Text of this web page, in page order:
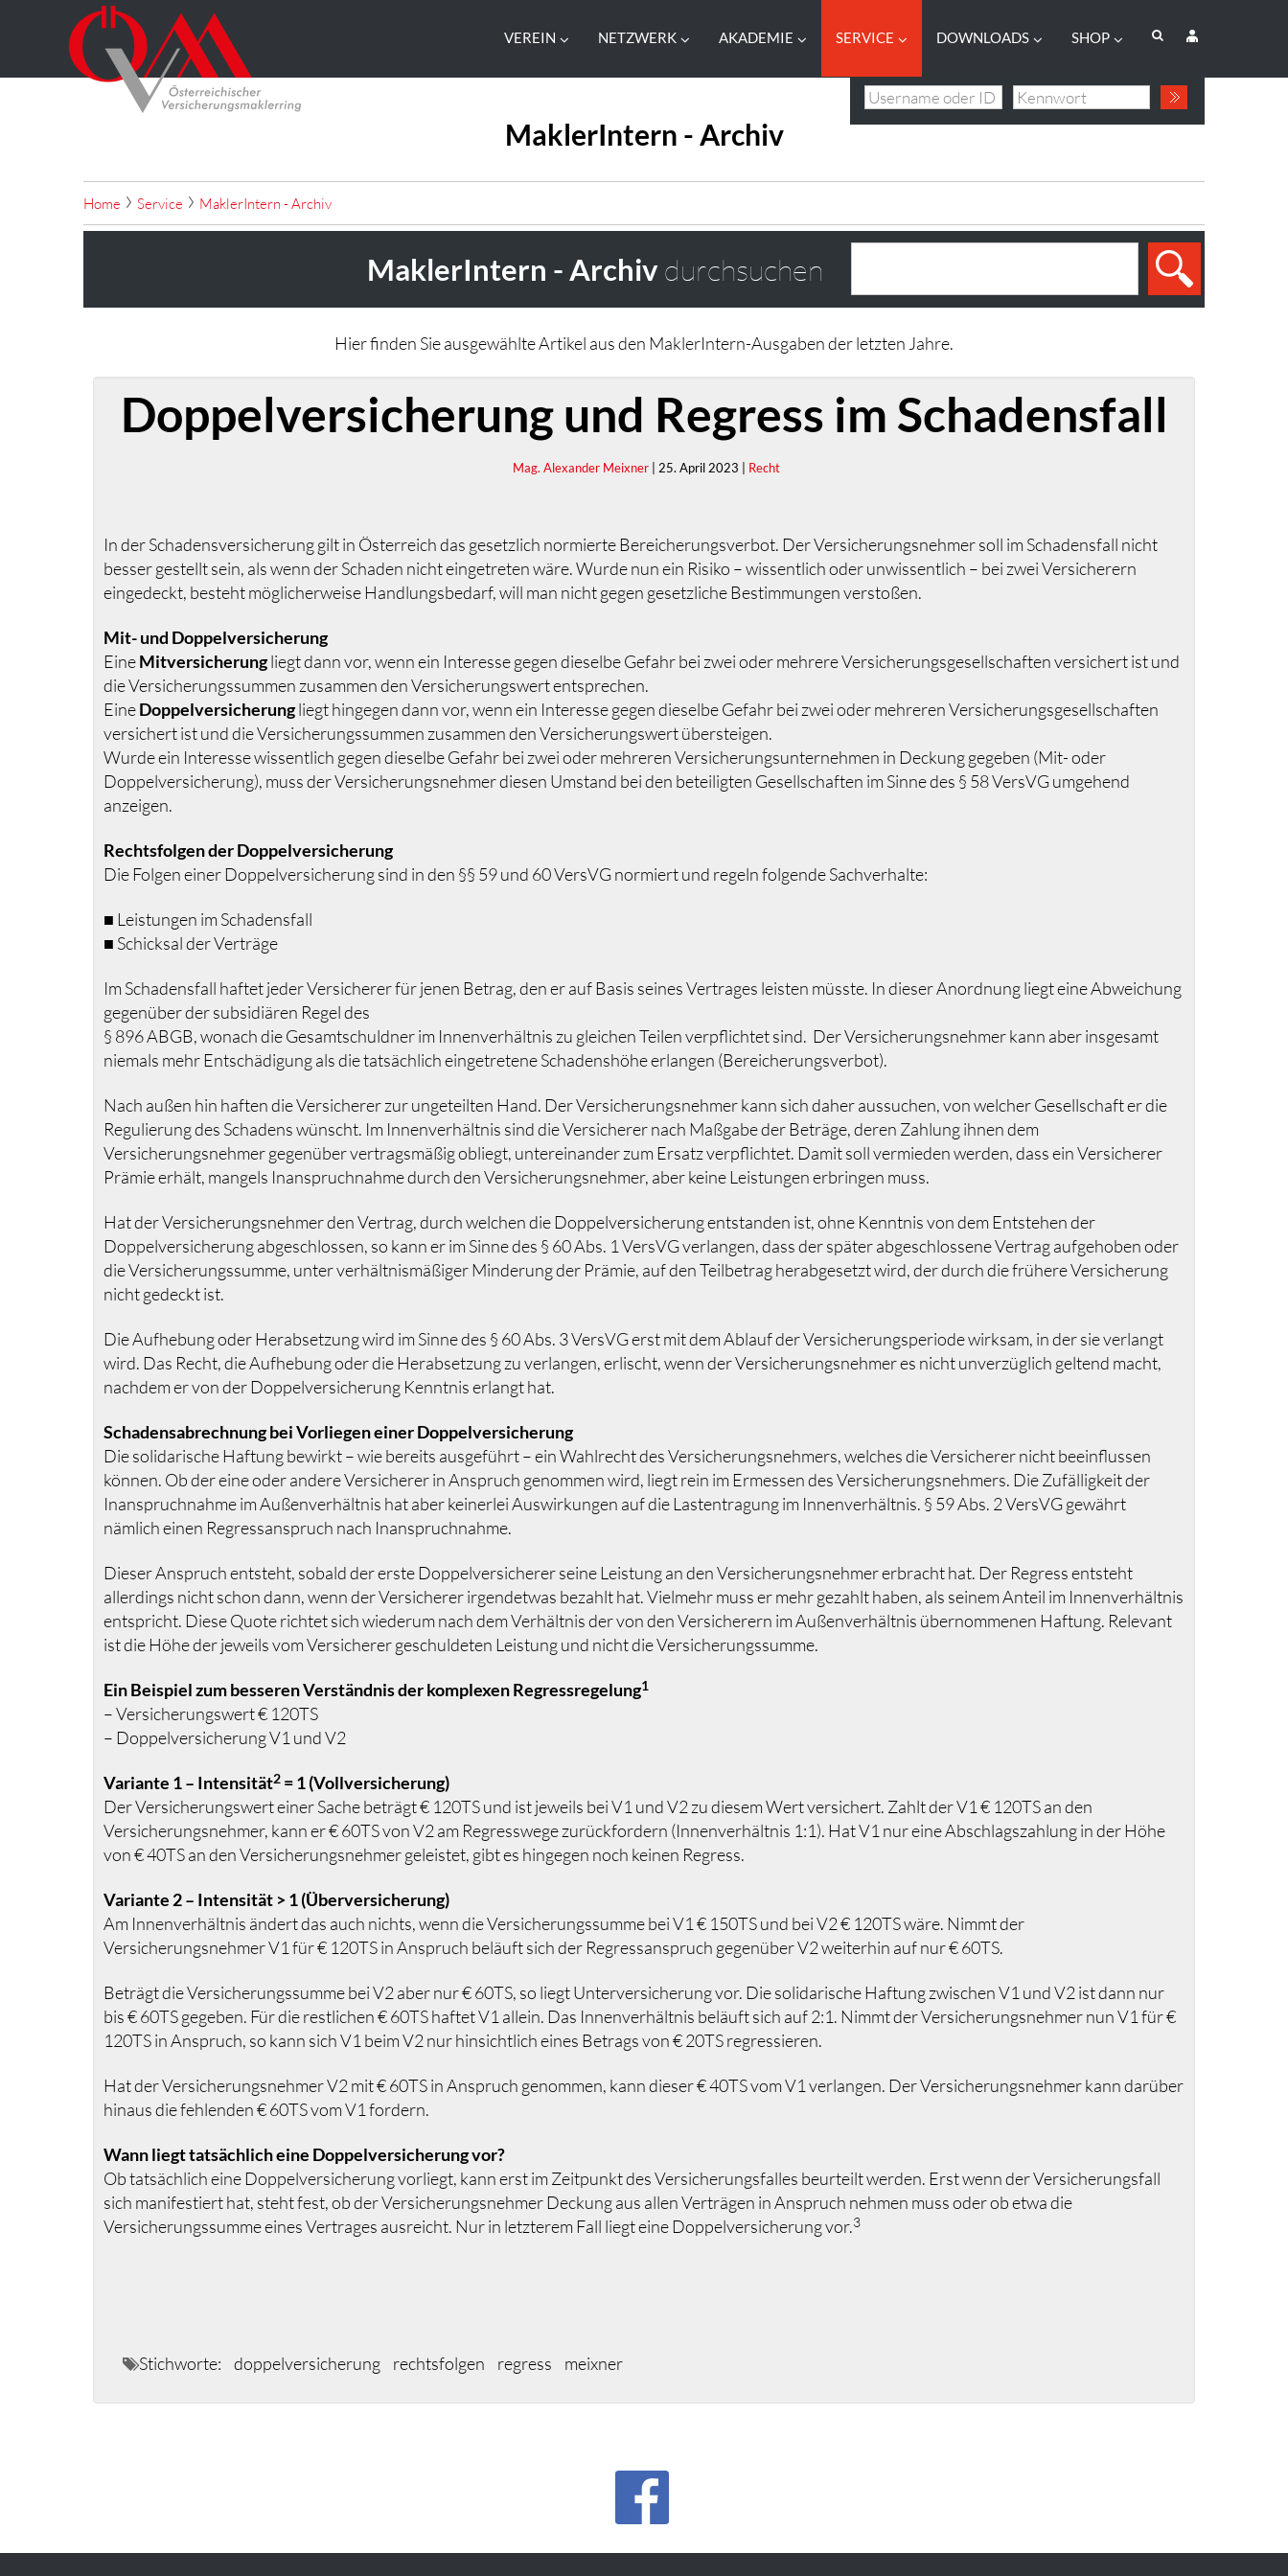
VEREIN NETZWERK AKADEMIE SERVICE DOWNLOADS SHOP
MaklerIntern - Archiv
Home Service MaklerIntern - Archiv
MaklerIntern - Archivdurchsuchen
Hier finden Sie ausgewählte Artikel aus den MaklerIntern-Ausgaben der letzten Jahre.
Doppelversicherung und Regress im Schadensfall
Mag. Alexander Meixner | 25. April 2023 | Recht
In der Schadensversicherung gilt in Österreich das gesetzlich normierte Bereicherungsverbot. Der Versicherungsnehmer soll im Schadensfall nicht
besser gestellt sein, als wenn der Schaden nicht eingetreten wäre. Wurde nun ein Risiko – wissentlich oder unwissentlich – bei zwei Versicherern
eingedeckt, besteht möglicherweise Handlungsbedarf, will man nicht gegen gesetzliche Bestimmungen verstoßen.
Mit- und Doppelversicherung
EineMitversicherungliegt dann vor, wenn ein Interesse gegen dieselbe Gefahr bei zwei oder mehrere Versicherungsgesellschaften versichert ist und
die Versicherungssummen zusammen den Versicherungswert entsprechen.
EineDoppelversicherungliegt hingegen dann vor, wenn ein Interesse gegen dieselbe Gefahr bei zwei oder mehreren Versicherungsgesellschaften
versichert ist und die Versicherungssummen zusammen den Versicherungswert übersteigen.
Wurde ein Interesse wissentlich gegen dieselbe Gefahr bei zwei oder mehreren Versicherungsunternehmen in Deckung gegeben (Mit- oder
Doppelversicherung), muss der Versicherungsnehmer diesen Umstand bei den beteiligten Gesellschaften im Sinne des § 58 VersVG umgehend
anzeigen.
Rechtsfolgen der Doppelversicherung
Die Folgen einer Doppelversicherung sind in den §§ 59 und 60 VersVG normiert und regeln folgende Sachverhalte:
■ Leistungen im Schadensfall
■ Schicksal der Verträge
Im Schadensfall haftet jeder Versicherer für jenen Betrag, den er auf Basis seines Vertrages leisten müsste. In dieser Anordnung liegt eine Abweichung
gegenüber der subsidiären Regel des
§ 896 ABGB, wonach die Gesamtschuldner im Innenverhältnis zu gleichen Teilen verpflichtet sind. Der Versicherungsnehmer kann aber insgesamt
niemals mehr Entschädigung als die tatsächlich eingetretene Schadenshöhe erlangen (Bereicherungsverbot).
Nach außen hin haften die Versicherer zur ungeteilten Hand. Der Versicherungsnehmer kann sich daher aussuchen, von welcher Gesellschaft er die
Regulierung des Schadens wünscht. Im Innenverhältnis sind die Versicherer nach Maßgabe der Beträge, deren Zahlung ihnen dem
Versicherungsnehmer gegenüber vertragsmäßig obliegt, untereinander zum Ersatz verpflichtet. Damit soll vermieden werden, dass ein Versicherer
Prämie erhält, mangels Inanspruchnahme durch den Versicherungsnehmer, aber keine Leistungen erbringen muss.
Hat der Versicherungsnehmer den Vertrag, durch welchen die Doppelversicherung entstanden ist, ohne Kenntnis von dem Entstehen der
Doppelversicherung abgeschlossen, so kann er im Sinne des § 60 Abs. 1 VersVG verlangen, dass der später abgeschlossene Vertrag aufgehoben oder
die Versicherungssumme, unter verhältnismäßiger Minderung der Prämie, auf den Teilbetrag herabgesetzt wird, der durch die frühere Versicherung
nicht gedeckt ist.
Die Aufhebung oder Herabsetzung wird im Sinne des § 60 Abs. 3 VersVG erst mit dem Ablauf der Versicherungsperiode wirksam, in der sie verlangt
wird. Das Recht, die Aufhebung oder die Herabsetzung zu verlangen, erlischt, wenn der Versicherungsnehmer es nicht unverzüglich geltend macht,
nachdem er von der Doppelversicherung Kenntnis erlangt hat.
Schadensabrechnung bei Vorliegen einer Doppelversicherung
Die solidarische Haftung bewirkt – wie bereits ausgeführt – ein Wahlrecht des Versicherungsnehmers, welches die Versicherer nicht beeinflussen
können. Ob der eine oder andere Versicherer in Anspruch genommen wird, liegt rein im Ermessen des Versicherungsnehmers. Die Zufälligkeit der
Inanspruchnahme im Außenverhältnis hat aber keinerlei Auswirkungen auf die Lastentragung im Innenverhältnis. § 59 Abs. 2 VersVG gewährt
nämlich einen Regressanspruch nach Inanspruchnahme.
Dieser Anspruch entsteht, sobald der erste Doppelversicherer seine Leistung an den Versicherungsnehmer erbracht hat. Der Regress entsteht
allerdings nicht schon dann, wenn der Versicherer irgendetwas bezahlt hat. Vielmehr muss er mehr gezahlt haben, als seinem Anteil im Innenverhältnis
entspricht. Diese Quote richtet sich wiederum nach dem Verhältnis der von den Versicherern im Außenverhältnis übernommenen Haftung. Relevant
ist die Höhe der jeweils vom Versicherer geschuldeten Leistung und nicht die Versicherungssumme.
Ein Beispiel zum besseren Verständnis der komplexen Regressregelung1
– Versicherungswert € 120TS
– Doppelversicherung V1 und V2
Variante 1 – Intensität2 = 1 (Vollversicherung)
Der Versicherungswert einer Sache beträgt € 120TS und ist jeweils bei V1 und V2 zu diesem Wert versichert. Zahlt der V1 € 120TS an den
Versicherungsnehmer, kann er € 60TS von V2 am Regresswege zurückfordern (Innenverhältnis 1:1). Hat V1 nur eine Abschlagszahlung in der Höhe
von € 40TS an den Versicherungsnehmer geleistet, gibt es hingegen noch keinen Regress.
Variante 2 – Intensität > 1 (Überversicherung)
Am Innenverhältnis ändert das auch nichts, wenn die Versicherungssumme bei V1 € 150TS und bei V2 € 120TS wäre. Nimmt der
Versicherungsnehmer V1 für € 120TS in Anspruch beläuft sich der Regressanspruch gegenüber V2 weiterhin auf nur € 60TS.
Beträgt die Versicherungssumme bei V2 aber nur € 60TS, so liegt Unterversicherung vor. Die solidarische Haftung zwischen V1 und V2 ist dann nur
bis € 60TS gegeben. Für die restlichen € 60TS haftet V1 allein. Das Innenverhältnis beläuft sich auf 2:1. Nimmt der Versicherungsnehmer nun V1 für €
120TS in Anspruch, so kann sich V1 beim V2 nur hinsichtlich eines Betrags von € 20TS regressieren.
Hat der Versicherungsnehmer V2 mit € 60TS in Anspruch genommen, kann dieser € 40TS vom V1 verlangen. Der Versicherungsnehmer kann darüber
hinaus die fehlenden € 60TS vom V1 fordern.
Wann liegt tatsächlich eine Doppelversicherung vor?
Ob tatsächlich eine Doppelversicherung vorliegt, kann erst im Zeitpunkt des Versicherungsfalles beurteilt werden. Erst wenn der Versicherungsfall
sich manifestiert hat, steht fest, ob der Versicherungsnehmer Deckung aus allen Verträgen in Anspruch nehmen muss oder ob etwa die
Versicherungssumme eines Vertrages ausreicht. Nur in letzterem Fall liegt eine Doppelversicherung vor.3
Stichworte: doppelversicherung rechtsfolgen regress meixner